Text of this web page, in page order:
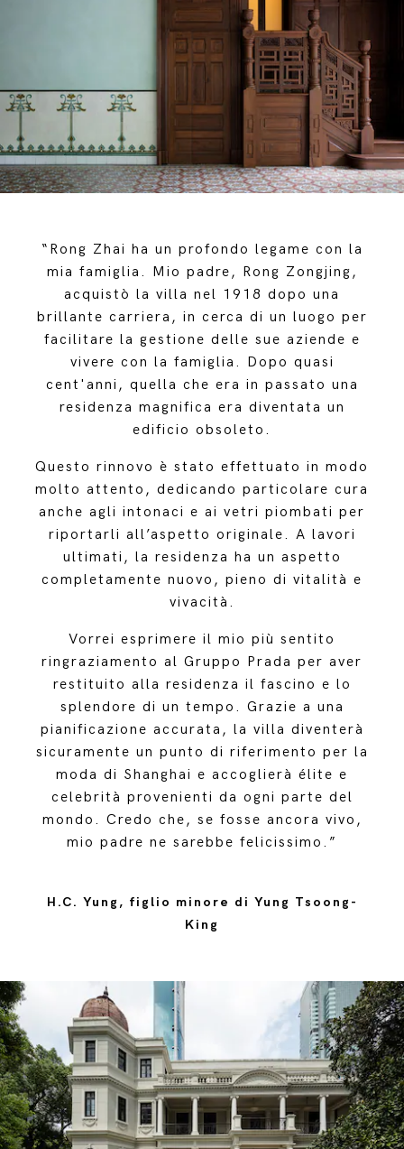
“Rong Zhai ha un profondo legame con la
mia famiglia. Mio padre, Rong Zongjing,
acquistò la villa nel 1918 dopo una
brillante carriera, in cerca di un luogo per
facilitare la gestione delle sue aziende e
vivere con la famiglia. Dopo quasi
cent'anni, quella che era in passato una
residenza magnifica era diventata un
edificio obsoleto.
Questo rinnovo è stato effettuato in modo
molto attento, dedicando particolare cura
anche agli intonaci e ai vetri piombati per
riportarli all’aspetto originale. A lavori
ultimati, la residenza ha un aspetto
completamente nuovo, pieno di vitalità e
vivacità.
Vorrei esprimere il mio più sentito
ringraziamento al Gruppo Prada per aver
restituito alla residenza il fascino e lo
splendore di un tempo. Grazie a una
pianificazione accurata, la villa diventerà
sicuramente un punto di riferimento per la
moda di Shanghai e accoglierà élite e
celebrità provenienti da ogni parte del
mondo. Credo che, se fosse ancora vivo,
mio padre ne sarebbe felicissimo.”
H.C. Yung, figlio minore di Yung Tsoong-
King